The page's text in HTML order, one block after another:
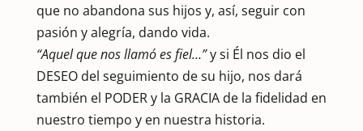
que no abandona sus hijos y, así, seguir con
pasión y alegría, dando vida.
“Aquel que nos llamó es fiel…”y si Él nos dio el
DESEO del seguimiento de su hijo, nos dará
también el PODER y la GRACIA de la fidelidad en
nuestro tiempo y en nuestra historia.